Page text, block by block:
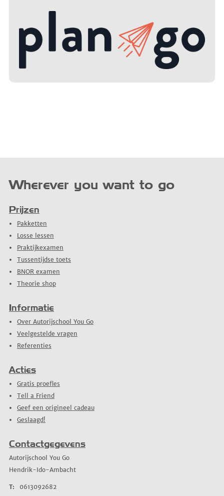
Wherever you want to go
Prijzen
Pakketten
Losse lessen
Praktijkexamen
Tussentijdse toets
BNOR examen
Theorie shop
Informatie
Over Autorijschool You Go
Veelgestelde vragen
Referenties
Acties
Gratis proefles
Tell a Friend
Geef een origineel cadeau
Geslaagd!
Contactgegevens
Autorijschool You Go
Hendrik-Ido-Ambacht
T:
0613092682